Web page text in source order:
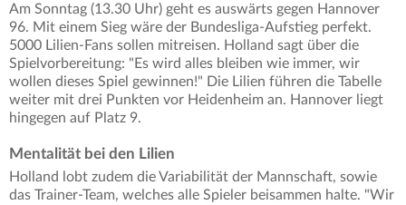
Am Sonntag (13.30 Uhr) geht es auswärts gegen Hannover
96. Mit einem Sieg wäre der Bundesliga-Aufstieg perfekt.
5000 Lilien-Fans sollen mitreisen. Holland sagt über die
Spielvorbereitung: "Es wird alles bleiben wie immer, wir
wollen dieses Spiel gewinnen!" Die Lilien führen die Tabelle
weiter mit drei Punkten vor Heidenheim an. Hannover liegt
hingegen auf Platz 9.
Mentalität bei den Lilien
Holland lobt zudem die Variabilität der Mannschaft, sowie
das Trainer-Team, welches alle Spieler beisammen halte. "Wir